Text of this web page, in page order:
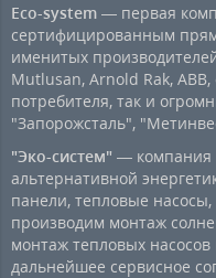
Eco-system — первая
сертифицированным
именитых
Mutlusan, Arnold Rak,
потребителя, так и
"Запорожсталь",
"Эко-систем" — компания
альтернативной
панели, тепловые насосы,
производим монтаж
монтаж тепловых
дальнейшее сервисное